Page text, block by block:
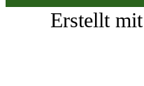
Erstellt mit